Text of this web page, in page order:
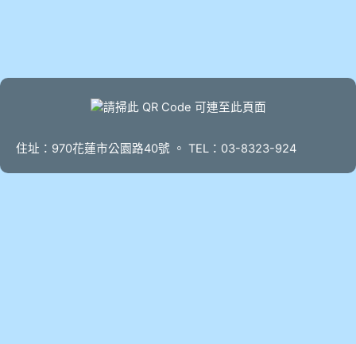
住址：970花蓮市公園路40號 。 TEL：03-8323-924